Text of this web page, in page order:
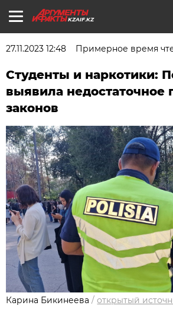
KZAIF.KZ
27.11.2023 12:48 Примерное время
Студенты и наркотики:
выявила недостаточное
законов
Карина Бикинеева /открытый